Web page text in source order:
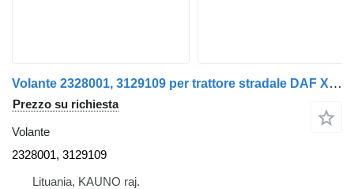
Volante 2328001, 3129109 per trattore stradale DAF XF, XG
Prezzo su richiesta
Volante
2328001, 3129109
Lituania, KAUNO raj.